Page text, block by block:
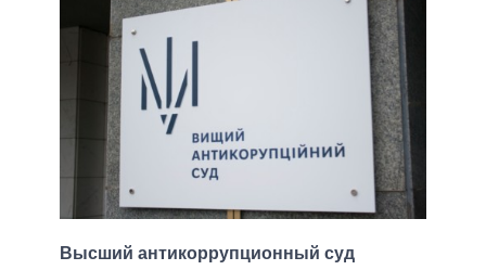
Высший антикоррупционный суд